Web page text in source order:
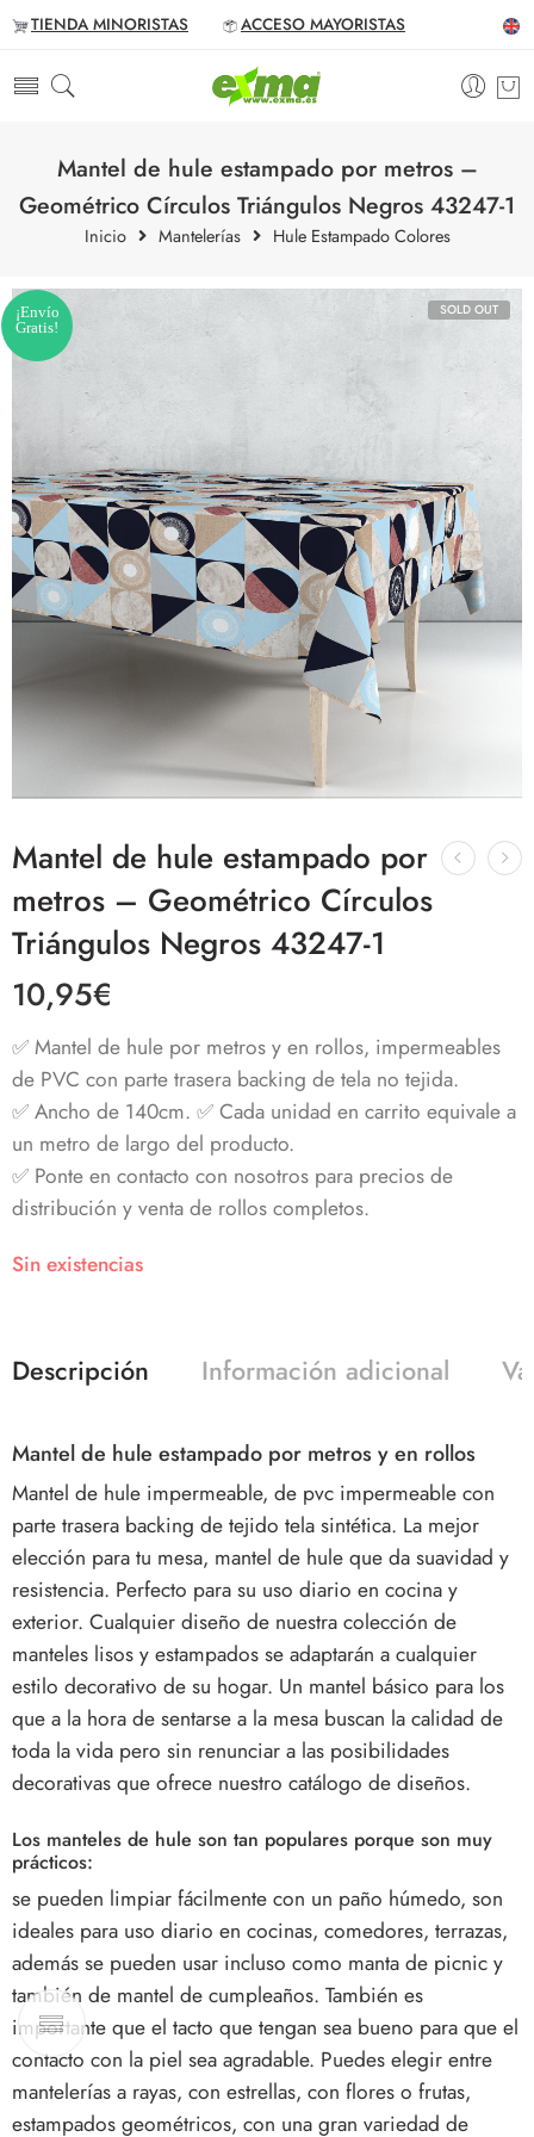
TIENDA MINORISTAS ACCESO MAYORISTAS
Mantel de hule estampado por metros –
Geométrico Círculos Triángulos Negros 43247-1
Inicio Mantelerías Hule Estampado Colores
SOLD OUT
¡Envío
Gratis!
Mantel de hule estampado por
metros – Geométrico Círculos
Triángulos Negros 43247-1
10,95€
✅ Mantel de hule por metros y en rollos, impermeables
de PVC con parte trasera backing de tela no tejida.
✅ Ancho de 140cm. ✅ Cada unidad en carrito equivale a
un metro de largo del producto.
✅ Ponte en contacto con nosotros para precios de
distribución y venta de rollos completos.
Sin existencias
Descripción Información adicional
Mantel de hule estampado por metros y en rollos
Mantel de hule impermeable, de pvc impermeable con
parte trasera backing de tejido tela sintética. La mejor
elección para tu mesa, mantel de hule que da suavidad y
resistencia. Perfecto para su uso diario en cocina y
exterior. Cualquier diseño de nuestra colección de
manteles lisos y estampados se adaptarán a cualquier
estilo decorativo de su hogar. Un mantel básico para los
que a la hora de sentarse a la mesa buscan la calidad de
toda la vida pero sin renunciar a las posibilidades
decorativas que ofrece nuestro catálogo de diseños.
Los manteles de hule son tan populares porque son muy
prácticos:
se pueden limpiar fácilmente con un paño húmedo, son
ideales para uso diario en cocinas, comedores, terrazas,
además se pueden usar incluso como manta de picnic y
también de mantel de cumpleaños. También es
importante que el tacto que tengan sea bueno para que el
contacto con la piel sea agradable. Puedes elegir entre
mantelerías a rayas, con estrellas, con flores o frutas,
estampados geométricos, con una gran variedad de